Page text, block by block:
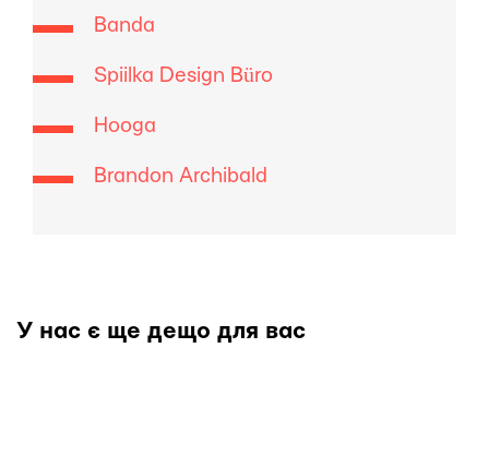
Banda
Spiilka Design Büro
Hooga
Brandon Archibald
У нас є ще дещо для вас